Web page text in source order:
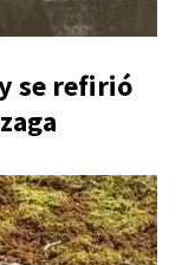
se refirió